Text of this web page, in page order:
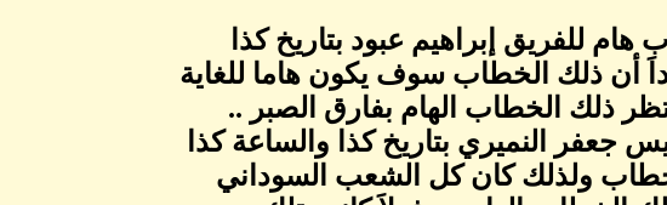
للفريق إبراهيم عبود بتاريخ كذا
أن ذلك الخطاب سوف يكون هاما للغاية
ذلك الخطاب الهام بفارق الصبر ..
جعفر النميري بتاريخ كذا والساعة كذا
ولذلك كان كل الشعب السوداني